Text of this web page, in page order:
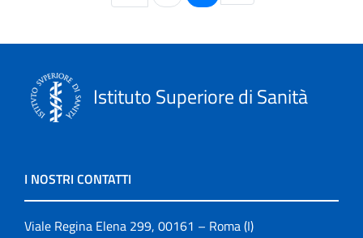
Istituto Superiore di Sanità
I NOSTRI CONTATTI
Viale Regina Elena 299, 00161 – Roma (I)